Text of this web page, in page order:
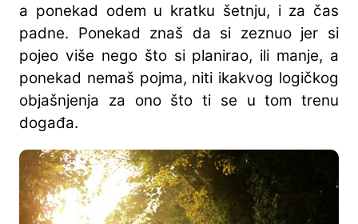
a ponekad odem u kratku šetnju, i za čas
padne. Ponekad znaš da si zeznuo jer si
pojeo više nego što si planirao, ili manje, a
ponekad nemaš pojma, niti ikakvog logičkog
objašnjenja za ono što ti se u tom trenu
događa.